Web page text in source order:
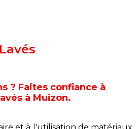
? Faites confiance à
à Muizon.